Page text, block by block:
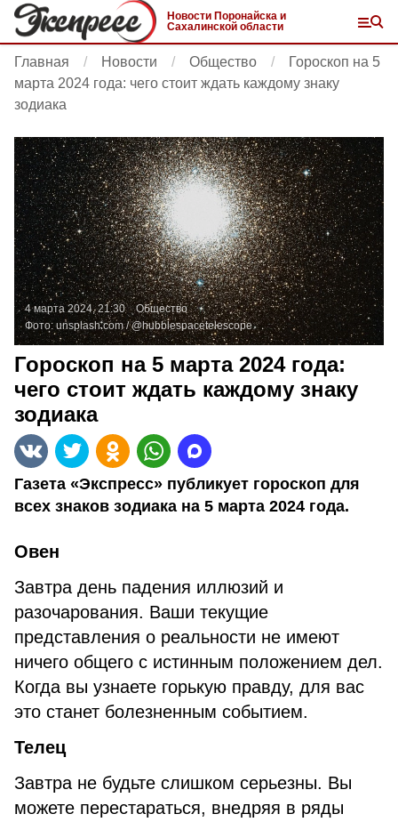
Новости Поронайска и
Сахалинской области
Главная Новости Общество
Гороскоп на 5
марта 2024 года: чего стоит ждать каждому знаку
зодиака
4 марта 2024, 21:30
Общество
Фото:unsplash.com/ @hubblespacetelescope
Гороскоп на 5 марта 2024 года:
чего стоит ждать каждому знаку
зодиака
Газета «Экспресс» публикует гороскоп для
всех знаков зодиака на 5 марта 2024 года.
Овен
Завтра день падения иллюзий и
разочарования. Ваши текущие
представления о реальности не имеют
ничего общего с истинным положением дел.
Когда вы узнаете горькую правду, для вас
это станет болезненным событием.
Телец
Завтра не будьте слишком серьезны. Вы
можете перестараться, внедряя в ряды